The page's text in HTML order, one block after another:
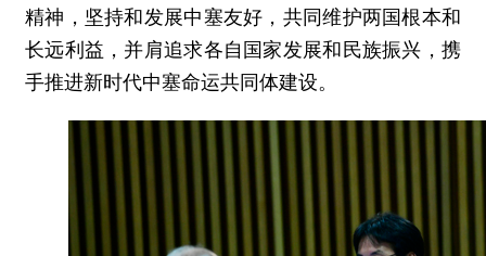
精神，坚持和发展中塞友好，共同维护两国根本和
长远利益，并肩追求各自国家发展和民族振兴，携
手推进新时代中塞命运共同体建设。